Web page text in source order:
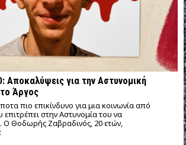
Αποκαλύψεις για την Αστυνομική
Άργος
πιο επικίνδυνο για μια κοινωνία από
στην Αστυνομία του να
Ο Θοδωρής Ζαβραδινός, 20 ετών,